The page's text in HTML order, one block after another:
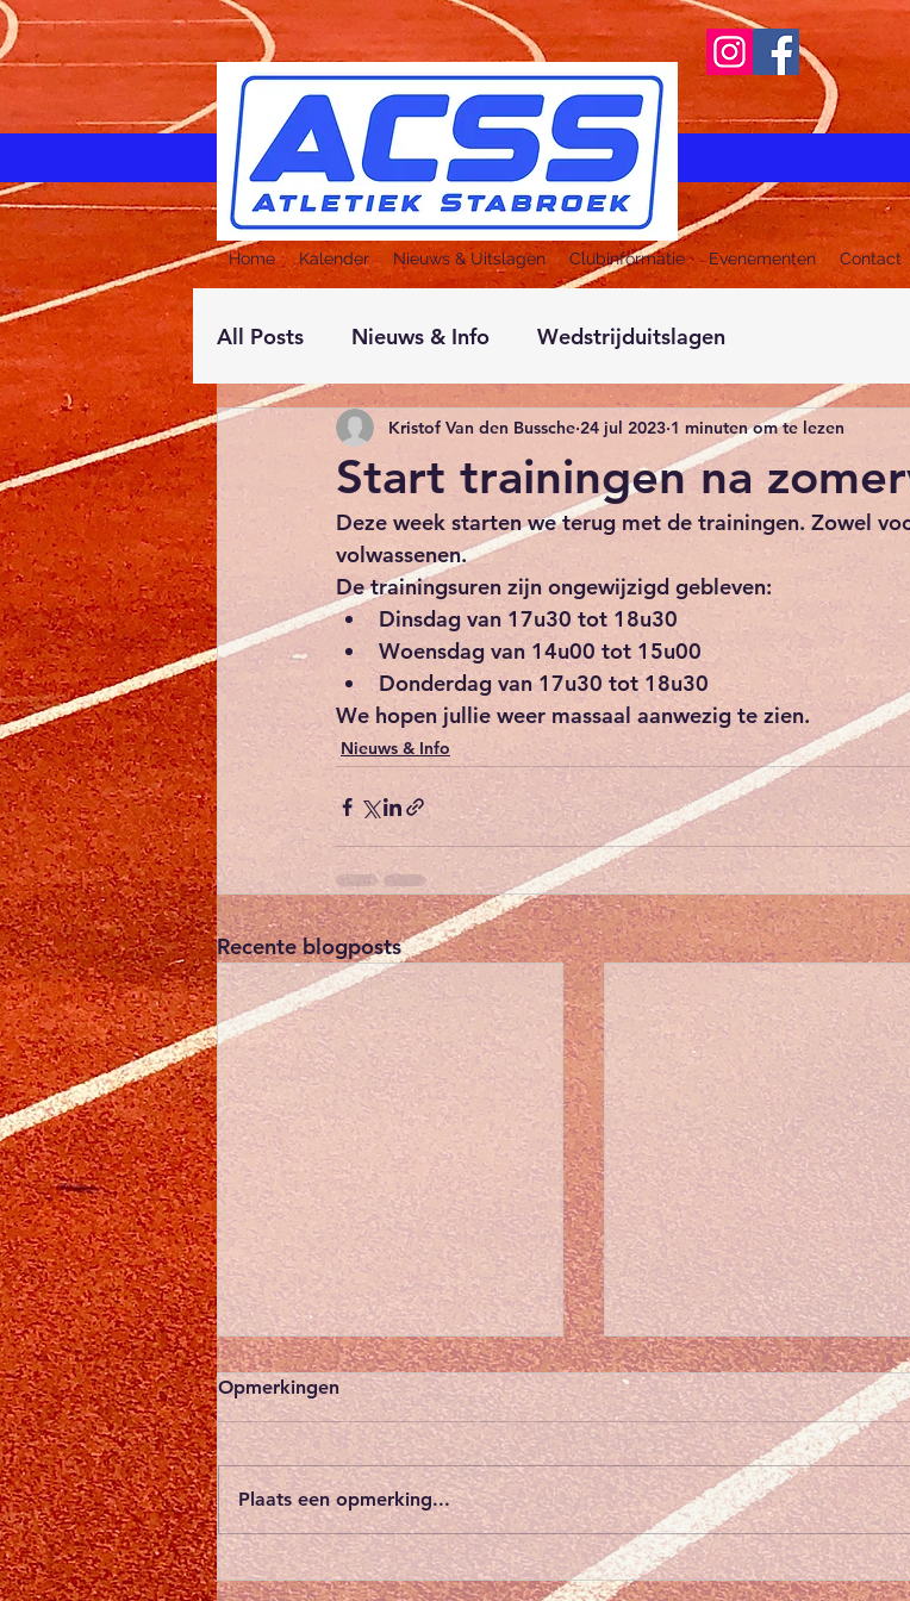
Home Kalender Nieuws & Uitslagen Clubinformatie Evenementen Contact
All Posts Nieuws & Info Wedstrijduitslagen
Start trainingen na
Kristof Van den Bussche 24 jul 2023 1 minuten om te lezen
Deze week starten we terug met de trainingen. Zowel
volwassenen.
De trainingsuren zijn ongewijzigd gebleven:
Dinsdag van 17u30 tot 18u30
Woensdag van 14u00 tot 15u00
Donderdag van 17u30 tot 18u30
We hopen jullie weer massaal aanwezig te zien.
Nieuws & Info
Recente blogposts
Blijf zichtbaar - we gaan
voor fluo
De herfst en wintermaanden
brengen vroeg donker en
schemering met zich mee. Voor
wie regelmatig loopt ( ’s
ochtends, ’s avonds of in de...
Winterkalender wedstrijden
seizoen 2025-2026
Beste clubleden, De
winterkalender voor de
veldloopwedstrijden van het
K.A.V.V.V.&FEDES staat in de
kalender op de website. Het
seizoen...
Opmerkingen
Plaats een opmerking...